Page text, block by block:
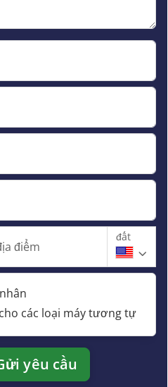
điểm
đất
các loại máy tương tự
yêu cầu